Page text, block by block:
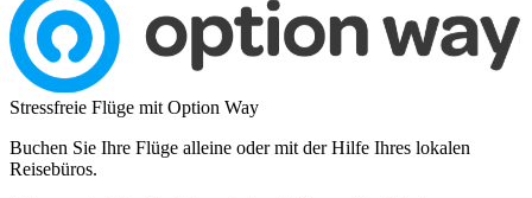
Stressfreie Flüge mit Option Way
Buchen Sie Ihre Flüge alleine oder mit der Hilfe Ihres lokalen
Reisebüros.